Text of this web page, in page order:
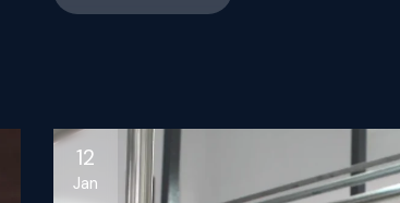
12
Jan